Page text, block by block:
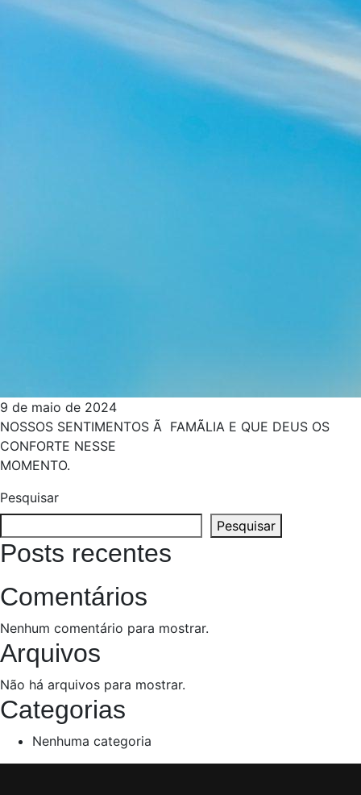
9 de maio de 2024
NOSSOS SENTIMENTOS Ã FAMÃ­LIA E QUE DEUS OS
CONFORTE NESSE
MOMENTO.
Pesquisar
Pesquisar
Posts recentes
Comentários
Nenhum comentário para mostrar.
Arquivos
Não há arquivos para mostrar.
Categorias
Nenhuma categoria